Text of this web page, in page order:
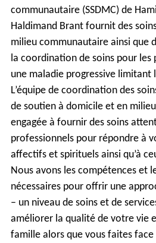
communautaire (SSDMC) de
Haldimand Brant fournit des
milieu communautaire ainsi que
la coordination de soins pour les
une maladie progressive limitant
L’équipe de coordination des
de soutien à domicile et en
engagée à fournir des soins
professionnels pour répondre à
affectifs et spirituels ainsi qu’à
Nous avons les compétences et
nécessaires pour offrir une
– un niveau de soins et de
améliorer la qualité de votre vie
famille alors que vous faites face